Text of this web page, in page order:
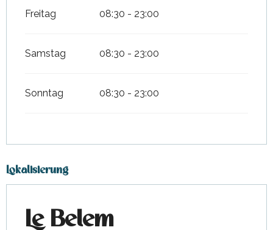
Freitag 08:30 - 23:00
Samstag 08:30 - 23:00
Sonntag 08:30 - 23:00
Lokalisierung
Le Belem